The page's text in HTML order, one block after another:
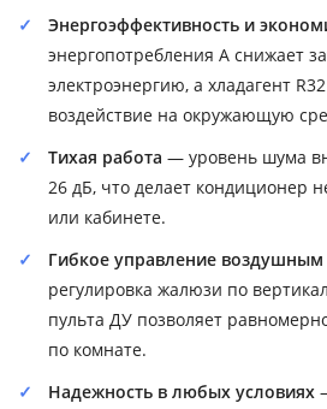
Энергоэффективность и
энергопотребления A снижает
электроэнергию, а хладагент
воздействие на окружающую
Тихая работа — уровень шума
26 дБ, что делает кондиционер
или кабинете.
Гибкое управление
регулировка жалюзи по
пульта ДУ позволяет
по комнате.
Надежность в любых условиях